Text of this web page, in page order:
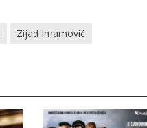
Zijad Imamović